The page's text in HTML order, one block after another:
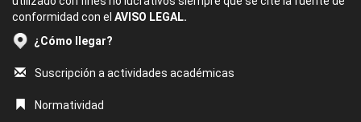
conformidad con el AVISO LEGAL.
¿Cómo llegar?
Suscripción a actividades académicas
Normatividad